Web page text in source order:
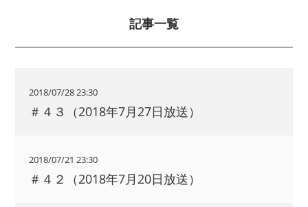
記事一覧
2018/07/28 23:30
＃４３（2018年7月27日放送）
2018/07/21 23:30
＃４２（2018年7月20日放送）